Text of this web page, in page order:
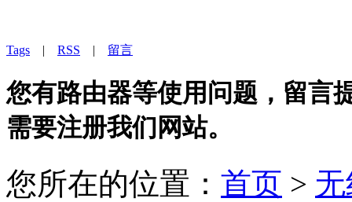
Tags | RSS | 留言
您有路由器等使用问题，留言
需要注册我们网站。
您所在的位置： 首页 >